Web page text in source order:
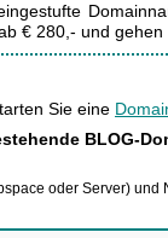
€ 280,- und
Sie eine
BLOG-
oder Server) und